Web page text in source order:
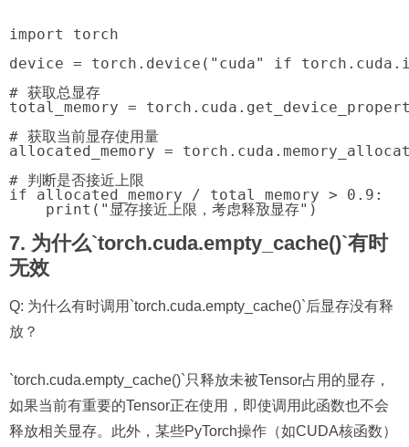
import torch
device = torch.device("cuda" if
# 获取总显存
total_memory =
# 获取当前显存使用量
allocated_memory =
# 判断是否接近上限
if allocated_memory / total_memory > 0.9:
7. 为什么`torch.cuda.empty_cache()`有时
无效
Q: 为什么有时调用`torch.cuda.empty_cache()`后显存没有释
放？
`torch.cuda.empty_cache()`只释放未被Tensor占用的显存，
如果当前有重要的Tensor正在使用，即使调用此函数也不会
释放相关显存。此外，某些PyTorch操作（如CUDA核函数）